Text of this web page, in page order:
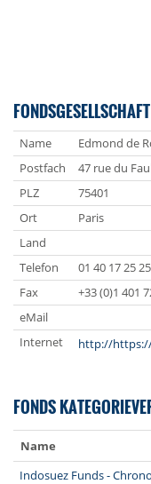
FONDSGESELLSCHAFT
Name
Edmond de
Postfach
47 rue du
PLZ
75401
Ort
Paris
Land
Telefon
01 40 17 25 25
Fax
+33 (0)1 401
eMail
Internet
http://
FONDS
Name
Indosuez Funds -